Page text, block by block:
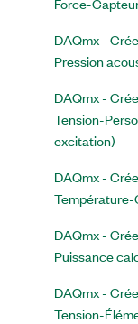
DAQmx -
Pression
DAQmx -
Tension-
excitation)
DAQmx -
DAQmx -
Puissance
DAQmx -
Tension-